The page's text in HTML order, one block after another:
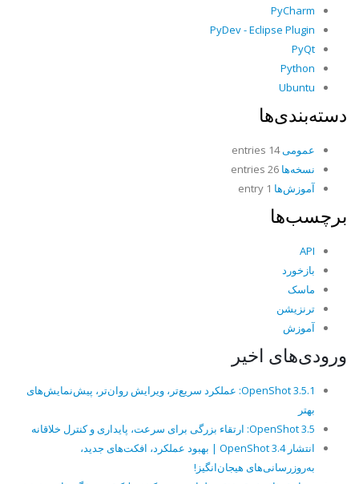
PyCharm
PyDev - Eclipse Plugin
PyQt
Python
Ubuntu
دسته‌بندی‌ها
عمومی14 entries
نسخه‌ها
آموزش‌ها
برچسب‌ها
API
بازخورد
ماسک
ترنزیشن
آموزش
ورودی‌های اخیر
OpenShot 3.5.1: عملکرد سریع‌تر، ویرایش روان‌تر، پیش‌نمایش‌های
بهتر
OpenShot 3.5: ارتقاء بزرگی برای سرعت، پایداری و کنترل خلاقانه
انتشار OpenShot 3.4 | بهبود عملکرد، افکت‌های جدید،
به‌روزرسانی‌های هیجان‌انگیز!